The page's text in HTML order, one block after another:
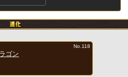
ゴン
No.118